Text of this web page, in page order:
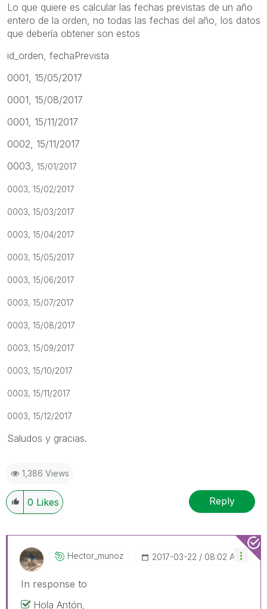
Lo que quiere es calcular las fechas previstas de un año
entero de la orden, no todas las fechas del año, los datos
que debería obtener son estos
id_orden, fechaPrevista
0001, 15/05/2017
0001, 15/08/2017
0001, 15/11/2017
0002, 15/11/2017
0003,
15/01/2017
0003, 15/02/2017
0003, 15/03/2017
0003, 15/04/2017
0003, 15/05/2017
0003, 15/06/2017
0003, 15/07/2017
0003, 15/08/2017
0003, 15/09/2017
0003, 15/10/2017
0003, 15/11/2017
0003, 15/12/2017
Saludos y gracias.
1,386 Views
0 Likes Reply
Hector_munoz ‎2017-03-22 08:02 AM
In response to
Hola Antón,